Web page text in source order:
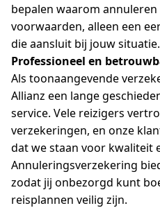
bepalen waarom
voorwaarden, alleen een
die aansluit bij jouw situatie.
Professioneel en
Als toonaangevende
Allianz een lange
service. Vele reizigers
verzekeringen, en onze
dat we staan voor kwaliteit
Annuleringsverzekering
zodat jij onbezorgd kunt
reisplannen veilig zijn.